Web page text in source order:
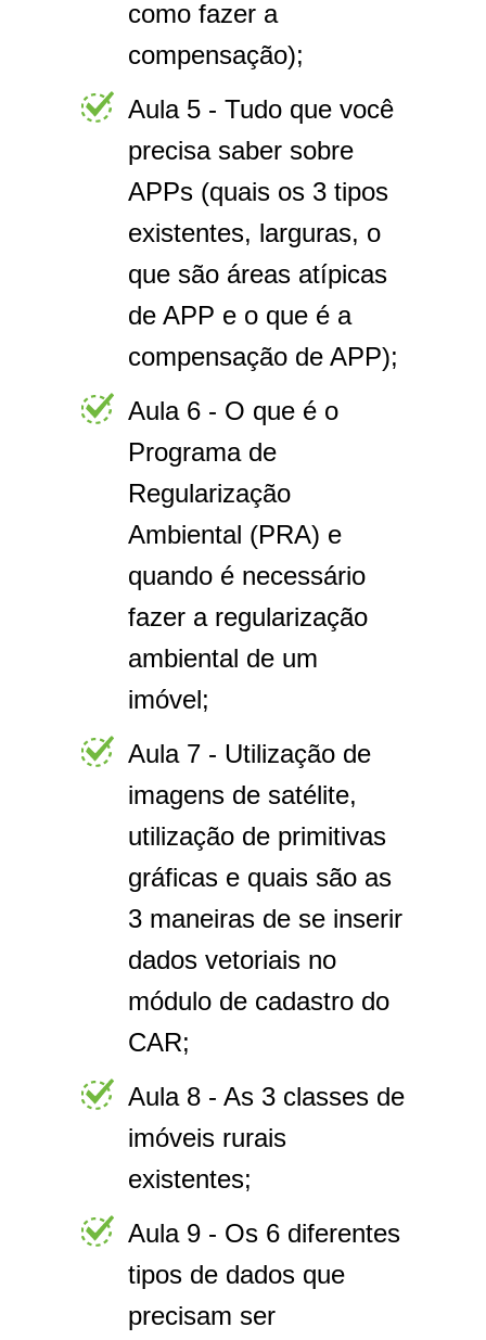
como fazer a
compensação);
Aula 5 - Tudo que você
precisa saber sobre
APPs (quais os 3 tipos
existentes, larguras, o
que são áreas atípicas
de APP e o que é a
compensação de APP);
Aula 6 - O que é o
Programa de
Regularização
Ambiental (PRA) e
quando é necessário
fazer a regularização
ambiental de um
imóvel;
Aula 7 - Utilização de
imagens de satélite,
utilização de primitivas
gráficas e quais são as
3 maneiras de se inserir
dados vetoriais no
módulo de cadastro do
CAR;
Aula 8 - As 3 classes de
imóveis rurais
existentes;
Aula 9 - Os 6 diferentes
tipos de dados que
precisam ser